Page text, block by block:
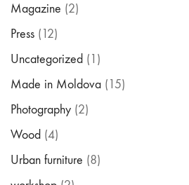
Magazine (2)
Press (12)
Uncategorized (1)
Made in Moldova (15)
Photography (2)
Wood (4)
Urban furniture (8)